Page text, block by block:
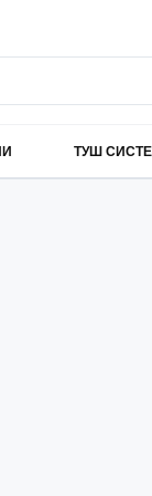
ТУШ